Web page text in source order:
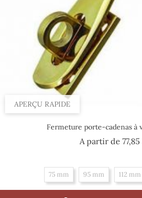
APERÇU RAPIDE
Fermeture porte-cadenas à
A partir de
75 mm 95 mm 112 mm